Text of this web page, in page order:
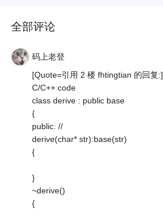
全部评论
码上老登
[Quote=引用 2 楼 fhtingtian 的回复:]
C/C++ code
class derive : public base
{
public: //
derive(char* str):base(str)
{
}
~derive()
{